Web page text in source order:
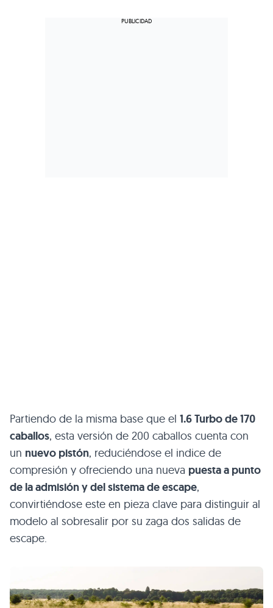
Partiendo de la misma base que el 1.6 Turbo de 170
caballos, esta versión de 200 caballos cuenta con
un nuevo pistón, reduciéndose el indice de
compresión y ofreciendo una nueva puesta a punto
de la admisión y del sistema de escape,
convirtiéndose este en pieza clave para distinguir al
modelo al sobresalir por su zaga dos salidas de
escape.